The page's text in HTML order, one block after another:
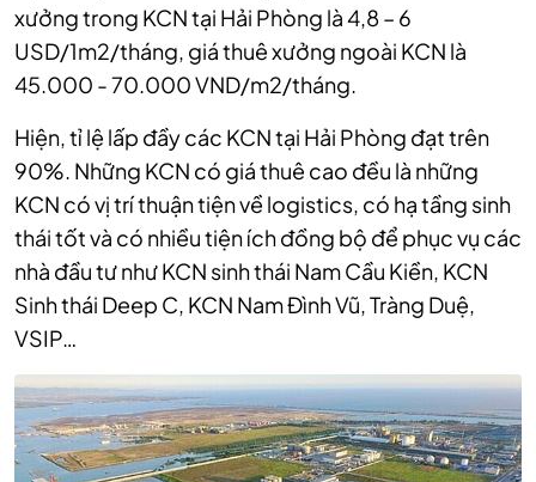
xưởng trong KCN tại Hải Phòng là 4,8 – 6
USD/1m2/tháng, giá thuê xưởng ngoài KCN là
45.000 - 70.000 VND/m2/tháng.
Hiện, tỉ lệ lấp đầy các KCN tại Hải Phòng đạt trên
90%. Những KCN có giá thuê cao đều là những
KCN có vị trí thuận tiện về logistics, có hạ tầng sinh
thái tốt và có nhiều tiện ích đồng bộ để phục vụ các
nhà đầu tư như KCN sinh thái Nam Cầu Kiền, KCN
Sinh thái Deep C, KCN Nam Đình Vũ, Tràng Duệ,
VSIP…